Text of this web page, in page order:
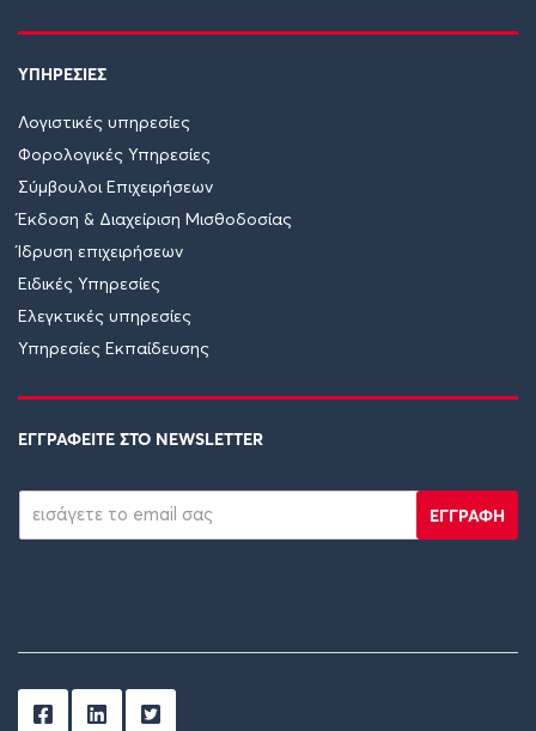
ΥΠΗΡΕΣΙΕΣ
Λογιστικές υπηρεσίες
Φορολογικές Υπηρεσίες
Σύμβουλοι Επιχειρήσεων
Έκδοση & Διαχείριση Μισθοδοσίας
Ίδρυση επιχειρήσεων
Ειδικές Υπηρεσίες
Ελεγκτικές υπηρεσίες
Υπηρεσίες Εκπαίδευσης
ΕΓΓΡΑΦΕΙΤΕ ΣΤΟ NEWSLETTER
ΕΓΓΡΑΦΗ